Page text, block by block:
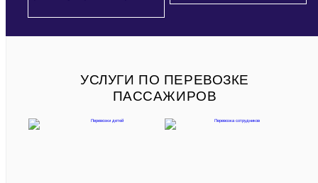
УСЛУГИ ПО ПЕРЕВОЗКЕ
ПАССАЖИРОВ